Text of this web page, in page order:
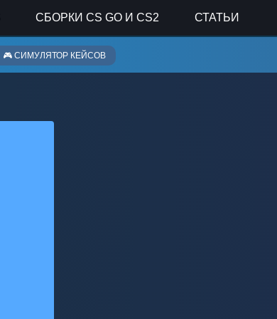
СБОРКИ CS GO И CS2 СТАТЬИ
🎮 СИМУЛЯТОР КЕЙСОВ